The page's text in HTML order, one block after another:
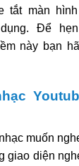
tắt màn
Để
này bạn
muốn
giao diện